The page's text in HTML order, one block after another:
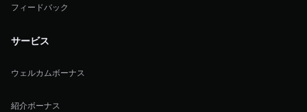
フィードバック
サービス
ウェルカムボーナス
紹介ボーナス